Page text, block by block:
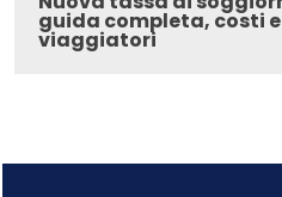
guida completa, costi e
viaggiatori